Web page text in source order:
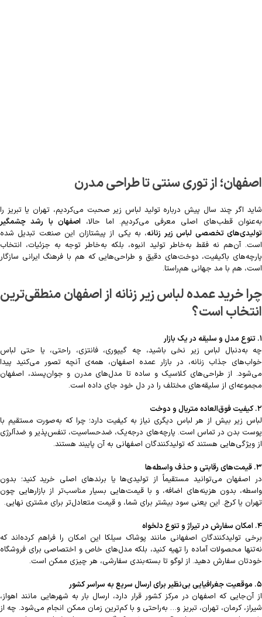
اصفهان؛ از توری سنتی تا طراحی مدرن
شاید اگر چند سال پیش درباره تولید لباس زیر صحبت می‌کردیم، تهران یا تبریز را
به‌عنوان قطب‌های اصلی معرفی می‌کردیم. اما حالا، اصفهان با رشد چشمگیر
تولیدی‌های تخصصی لباس زیر زنانه، به یکی از پیشتازان این صنعت تبدیل شده
است. آن‌هم نه فقط به‌خاطر تولید انبوه، بلکه به‌خاطر توجه به جزئیات، انتخاب
پارچه‌های باکیفیت، دوخت‌های دقیق و طراحی‌هایی که هم با فرهنگ ایرانی سازگار
است، هم با مد جهانی هم‌راستا.
چرا خرید عمده لباس زیر زنانه از اصفهان منطقی‌ترین
انتخاب است؟
۱. تنوع مدل و سلیقه در یک بازار
چه به‌دنبال لباس زیر نخی باشید، چه گیپوری، فانتزی، راحتی، یا حتی لباس
خواب‌های جذاب زنانه، در بازار عمده اصفهان، همه‌ی آنچه تصور می‌کنید پیدا
می‌شود. از طراحی‌های کلاسیک و ساده تا مدل‌های مدرن و جوان‌پسند، اصفهان
مجموعه‌ای از سلیقه‌های مختلف را در دل خود جای داده است.
۲. کیفیت فوق‌العاده متریال و دوخت
لباس زیر بیش از هر لباس دیگری نیاز به کیفیت دارد؛ چرا که به‌صورت مستقیم با
پوست بدن در تماس است. پارچه‌های درجه‌یک، ضدحساسیت، تنفس‌پذیر و ضدآلرژی
از ویژگی‌هایی هستند که تولیدکنندگان اصفهانی به آن پایبند هستند.
۳. قیمت‌های رقابتی و حذف واسطه‌ها
در اصفهان می‌توانید مستقیماً از تولیدی‌ها یا برندهای اصلی خرید کنید؛ بدون
واسطه، بدون هزینه‌های اضافه، و با قیمت‌هایی بسیار مناسب‌تر از بازارهایی چون
تهران یا کرج. این یعنی سود بیشتر برای شما، و قیمت متعادل‌تر برای مشتری نهایی.
۴. امکان سفارش در تیراژ و تنوع دلخواه
برخی تولیدکنندگان اصفهانی مانند پوشاک سیلکا این امکان را فراهم کرده‌اند که
نه‌تنها محصولات آماده را تهیه کنید، بلکه مدل‌های خاص و اختصاصی برای فروشگاه
خودتان سفارش دهید. از لوگو تا بسته‌بندی سفارشی، هر چیزی ممکن است.
۵. موقعیت جغرافیایی بی‌نظیر برای ارسال سریع به سراسر کشور
از آن‌جایی که اصفهان در مرکز کشور قرار دارد، ارسال بار به شهرهایی مانند اهواز،
شیراز، کرمان، تهران، تبریز و… به‌راحتی و با کم‌ترین زمان ممکن انجام می‌شود. چه از